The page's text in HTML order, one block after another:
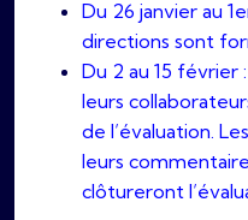
Du 26 janvier au
directions sont
Du 2 au 15
leurs
de l’évaluation.
leurs
clôtureront